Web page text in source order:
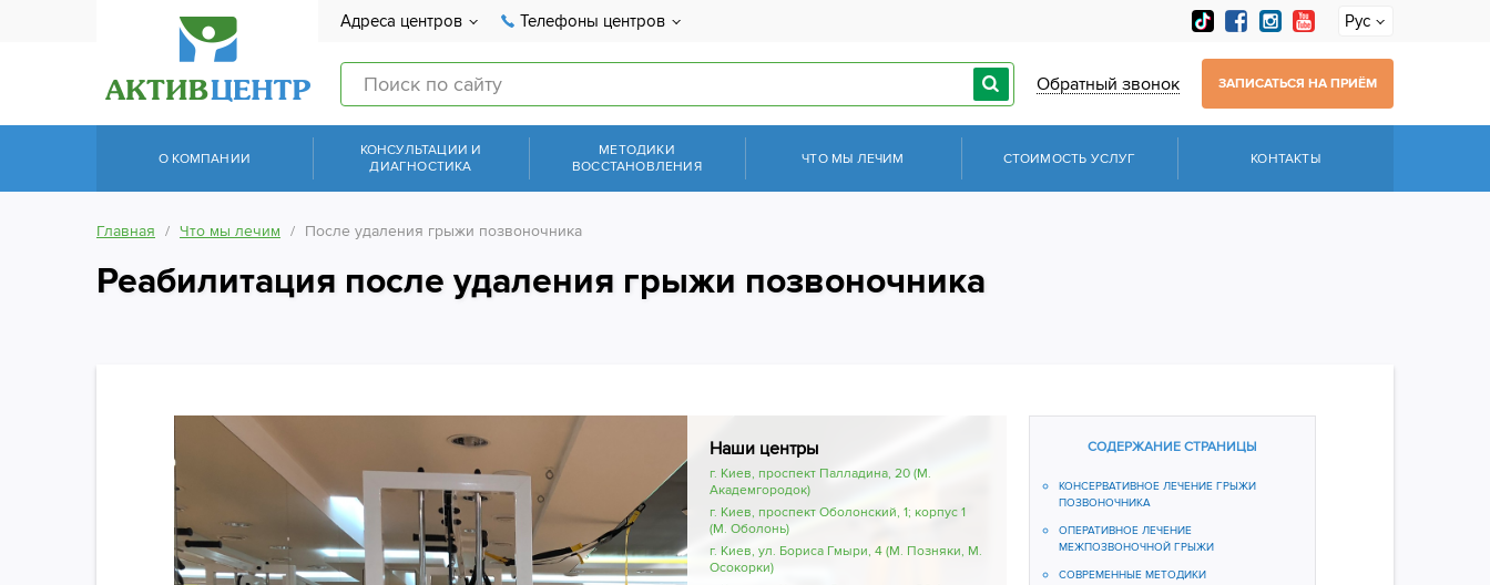
Адреса центров Телефоны центров Рус
Обратный звонок ЗАПИСАТЬСЯ НА ПРИЁМ
О КОМПАНИИ
КОНСУЛЬТАЦИИ И
ДИАГНОСТИКА
МЕТОДИКИ
ВОССТАНОВЛЕНИЯ
ЧТО МЫ ЛЕЧИМ СТОИМОСТЬ УСЛУГ КОНТАКТЫ
Главная Что мы лечим После удаления грыжи позвоночника
Реабилитация после удаления грыжи позвоночника
Наши центры
г. Киев, проспект Палладина, 20 (М.
Академгородок)
г. Киев, проспект Оболонский, 1; корпус 1
(М. Оболонь)
г. Киев, ул. Бориса Гмыри, 4 (М. Позняки, М.
Осокорки)
СОДЕРЖАНИЕ СТРАНИЦЫ
КОНСЕРВАТИВНОЕ ЛЕЧЕНИЕ ГРЫЖИ
ПОЗВОНОЧНИКА
ОПЕРАТИВНОЕ ЛЕЧЕНИЕ
МЕЖПОЗВОНОЧНОЙ ГРЫЖИ
СОВРЕМЕННЫЕ МЕТОДИКИ